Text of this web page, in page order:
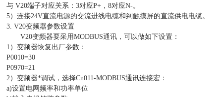
与 V20端子对应关系：3对应P+，8对应N-。
5）连接24V直流电源的交流进线电缆和到触摸屏的直流供电电缆。
3. V20变频器参数设置
V20变频器要采用MODBUS通讯，可以做如下设置：
1）变频器恢复出厂参数：
P0010=30
P0970=21
2）变频器*调试，选择Cn011-MODBUS通讯连接宏：
a)设置电网频率和功率单位